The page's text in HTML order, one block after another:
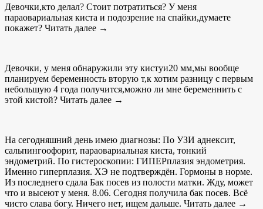
Девочки,кто делал? Стоит потратиться? У меня
параовариальная киста и подозрение на спайки,думаете
покажет? Читать далее →
Девочки, у меня обнаружили эту кистуи20 мм,мы вообще
планируем беременность вторую т,к хотим разницу с первым
небольшую 4 года получится,можно ли мне беременнить с
этой кистой? Читать далее →
На сегодняшний день имею диагнозы: По УЗИ аднексит,
сальпингоофорит, параовариальная киста, тонкий
эндометрий. По гистероскопии: ГИПЕРплазия эндометрия.
Именно гиперплазия. ХЭ не подтверждён. Гормоны в норме.
Из последнего сдала Бак посев из полости матки. Жду, может
что и высеют у меня. 8.06. Сегодня получила бак посев. Всё
чисто слава богу. Ничего нет, ищем дальше. Читать далее →